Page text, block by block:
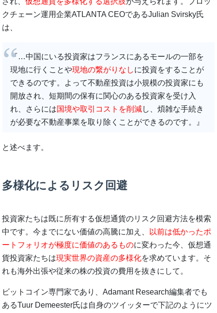
クチェーン運用企業ATLANTA CEOであるJulian Svirsky氏
は、
『…中国にいる投資家はフランスにあるモールの一部を
現地に行くことや現地の繋がりなしに投資をすることが
できるのです。よって不動産投資は小規模の投資家にも
開放され、短期間の保有に関心のある投資家を受け入
れ、さらには国境や取引コストを削減し、煩雑な手続き
が必要な不動産事業を取り除くことができるのです。』
と述べます。
多様化によるリスク回避
投資家たちは既に所有する仮想通貨のリスク回避方法を模索
中です。今までにない価値の高騰に加え、
以前は低かったポ
ートフォリオが極度に価値のあるものに変わった今、仮想通
貨投資家たちは現実世界の資産の多様化を求めています。そ
れも海外出張や従来の株の投資の費用を抜きにして。
ビットコイン専門家であり、Adamant Research編集者でも
あるTuur Demeester氏は自身のツイッターで下記のようにツ